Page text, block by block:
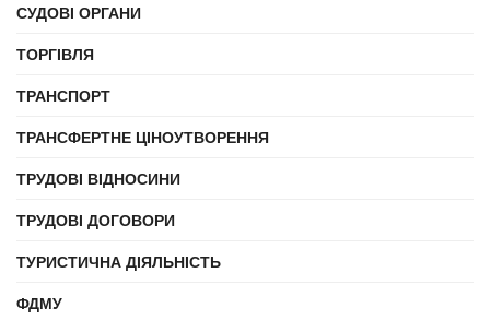
СУДОВІ ОРГАНИ
ТОРГІВЛЯ
ТРАНСПОРТ
ТРАНСФЕРТНЕ ЦІНОУТВОРЕННЯ
ТРУДОВІ ВІДНОСИНИ
ТРУДОВІ ДОГОВОРИ
ТУРИСТИЧНА ДІЯЛЬНІСТЬ
ФДМУ